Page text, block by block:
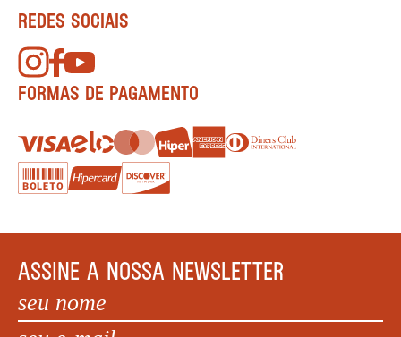
REDES SOCIAIS
FORMAS DE PAGAMENTO
ASSINE A NOSSA NEWSLETTER